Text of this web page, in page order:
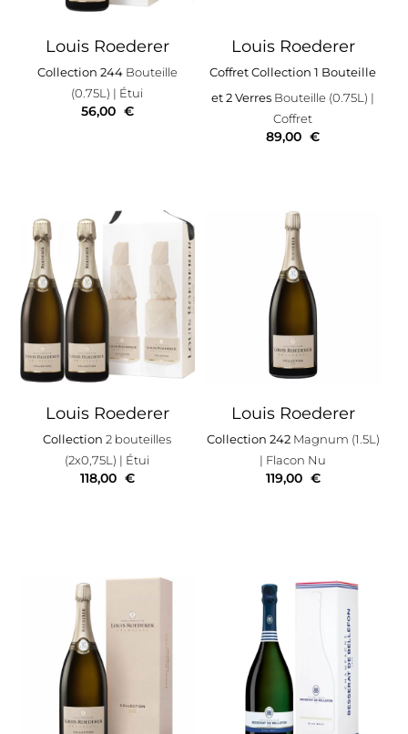
Louis Roederer
Collection 244Bouteille
(0.75L) | Étui
56,00 €
Louis Roederer
Coffret Collection 1 Bouteille
et 2 Verres Bouteille (0.75L) |
Coffret
89,00 €
Louis Roederer
Collection 2 bouteilles
(2x0,75L) | Étui
118,00 €
Louis Roederer
Collection 242Magnum (1.5L)
| Flacon Nu
119,00 €